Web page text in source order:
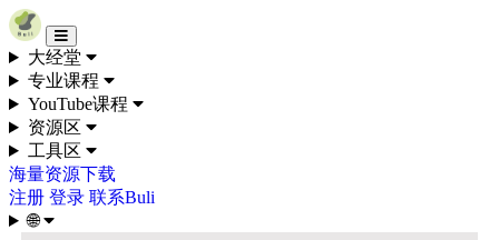
Skip to content
大经堂
专业课程
YouTube课程
资源区
工具区
海量资源下载
注册 登录 联系Buli
🌐